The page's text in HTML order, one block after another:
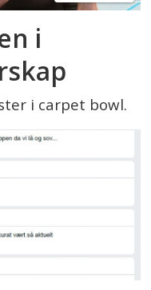
i
i carpet bowl.